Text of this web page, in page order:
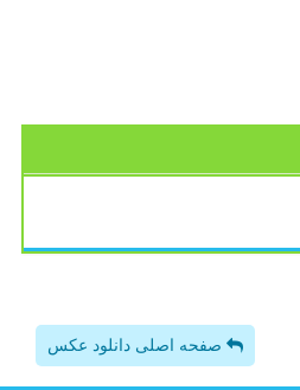
صفحه اصلی دانلود عکس